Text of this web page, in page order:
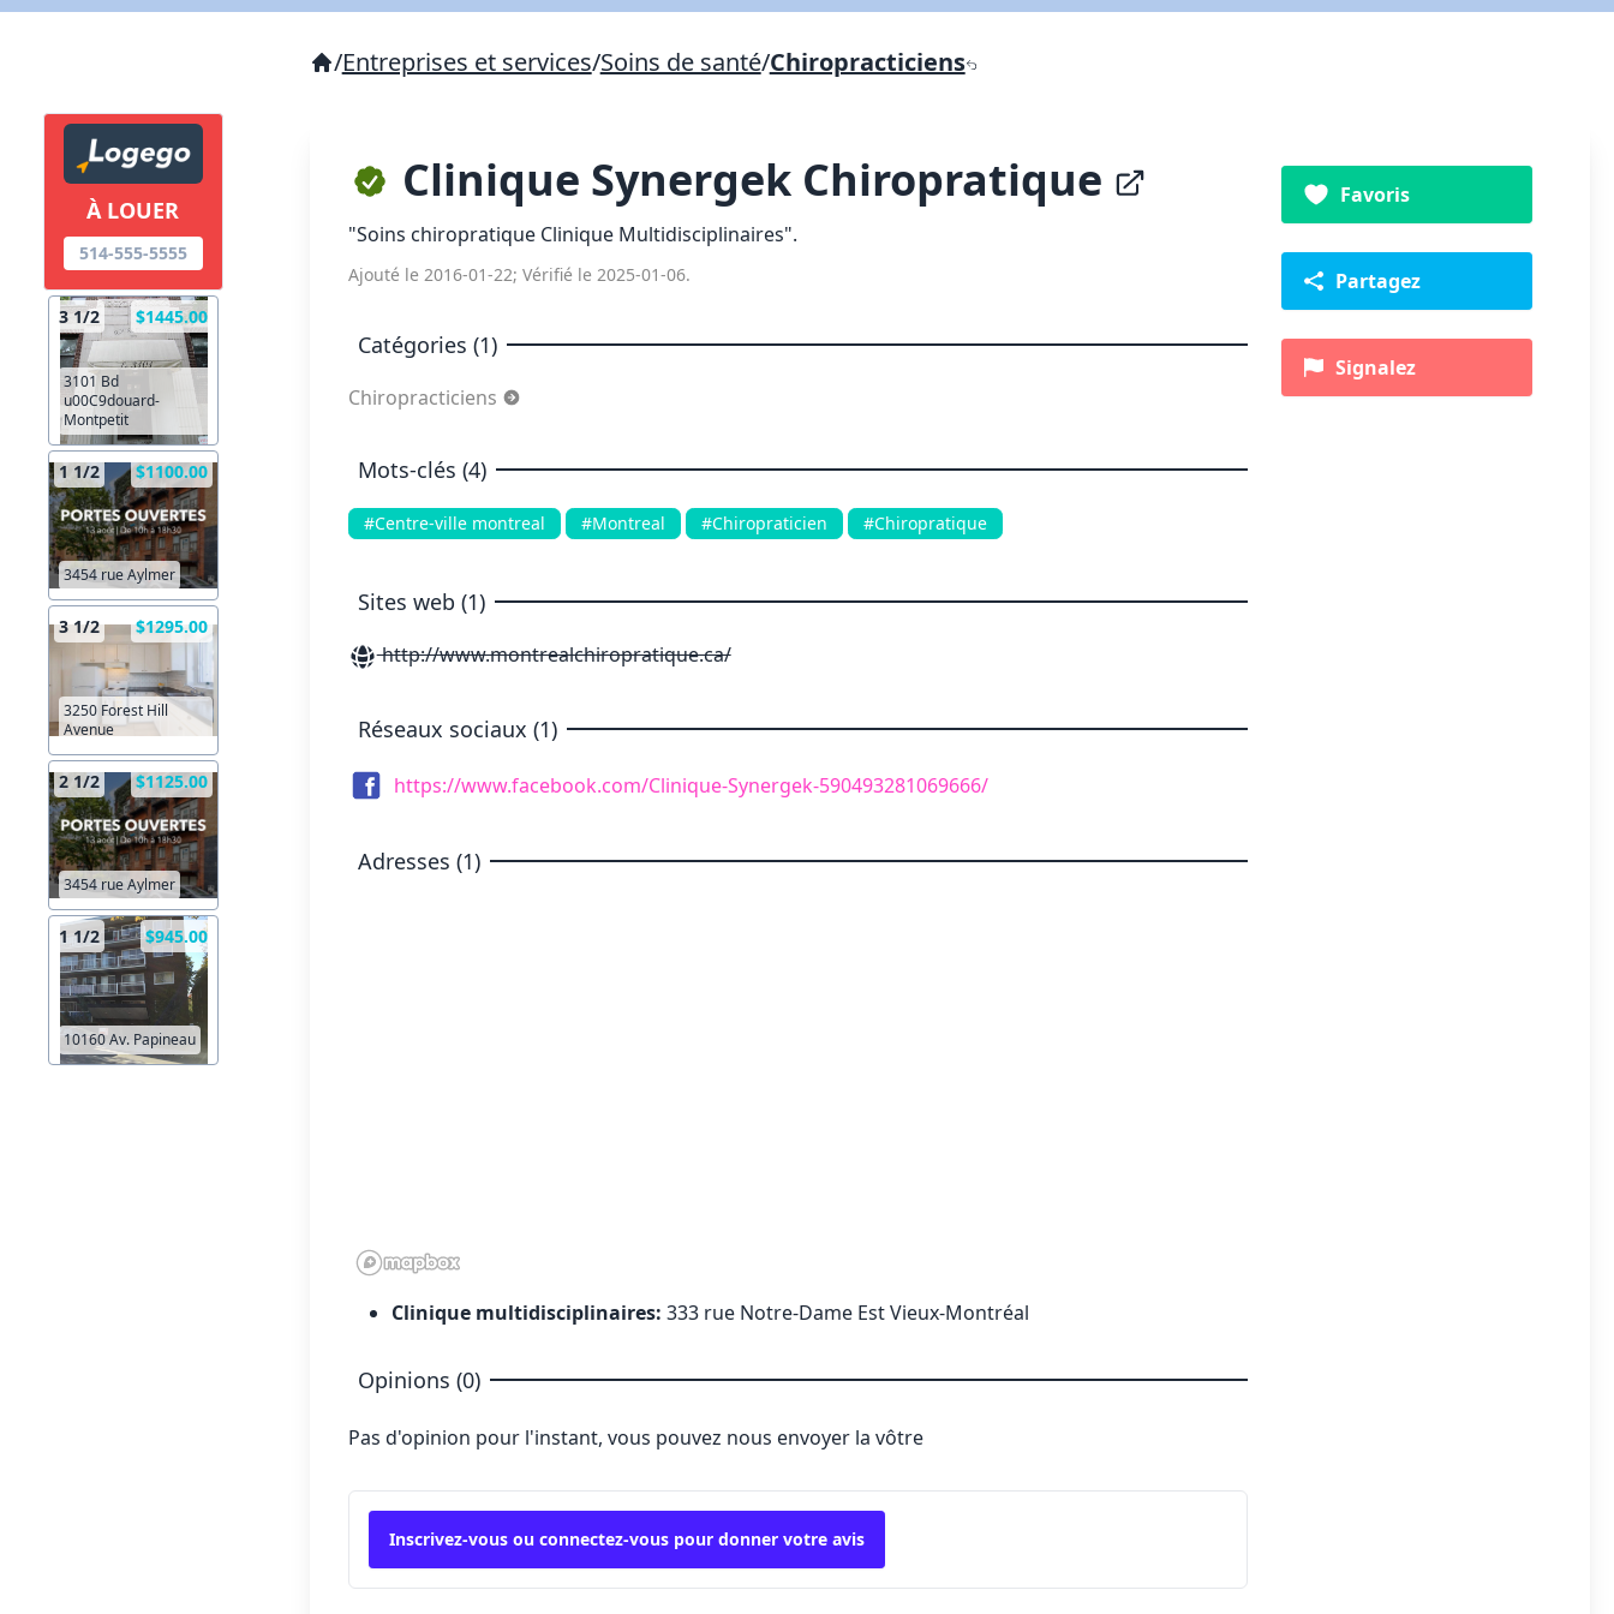
À LOUER
514-555-5555
3 1/2 $1445.00
3101 Bd
u00C9douard-
Montpetit
1 1/2 $1100.00
3454 rue Aylmer
3 1/2 $1295.00
3250 Forest Hill
Avenue
2 1/2 $1125.00
3454 rue Aylmer
1 1/2 $945.00
10160 Av. Papineau
/Entreprises et services/Soins de santé/Chiropracticiens
Clinique Synergek Chiropratique
"Soins chiropratique Clinique Multidisciplinaires".
Ajouté le 2016-01-22; Vérifié le 2025-01-06.
Catégories (1)
Chiropracticiens
Mots-clés (4)
#Centre-ville montreal #Montreal #Chiropraticien #Chiropratique
Sites web (1)
http://www.montrealchiropratique.ca/
Réseaux sociaux (1)
https://www.facebook.com/Clinique-Synergek-590493281069666/
Adresses (1)
Clinique multidisciplinaires: 333 rue Notre-Dame Est Vieux-Montréal
Opinions (0)
Pas d'opinion pour l'instant, vous pouvez nous envoyer la vôtre
Inscrivez-vous ou connectez-vous pour donner votre avis
Favoris
Partagez
Signalez
Lien vers inscription (sera inclus dans courriel)
X Fermer Envoyez